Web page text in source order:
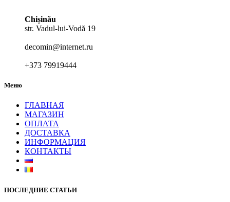
Chișinău
str. Vadul-lui-Vodă 19
decomin@internet.ru
+373 79919444
Меню
ГЛАВНАЯ
МАГАЗИН
ОПЛАТА
ДОСТАВКА
ИНФОРМАЦИЯ
КОНТАКТЫ
ПОСЛЕДНИЕ СТАТЬИ